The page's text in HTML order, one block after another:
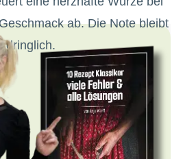
ab. Die Note bleibt